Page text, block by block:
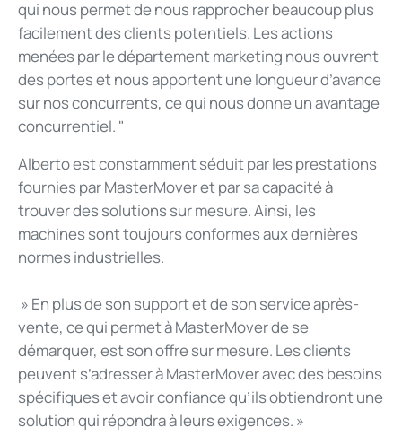
qui nous permet de nous rapprocher beaucoup plus
facilement des clients potentiels. Les actions
menées par le département marketing nous ouvrent
des portes et nous apportent une longueur d’avance
sur nos concurrents, ce qui nous donne un avantage
concurrentiel. "
Alberto est constamment séduit par les prestations
fournies par MasterMover et par sa capacité à
trouver des solutions sur mesure. Ainsi, les
machines sont toujours conformes aux dernières
normes industrielles.
» En plus de son support et de son service après-
vente, ce qui permet à MasterMover de se
démarquer, est son offre sur mesure. Les clients
peuvent s’adresser à MasterMover avec des besoins
spécifiques et avoir confiance qu’ils obtiendront une
solution qui répondra à leurs exigences. »